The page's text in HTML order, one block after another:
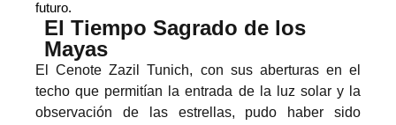
futuro.
El Tiempo Sagrado de los
Mayas
El Cenote Zazil Tunich, con sus aberturas en el
techo que permitían la entrada de la luz solar y la
observación de las estrellas, pudo haber sido